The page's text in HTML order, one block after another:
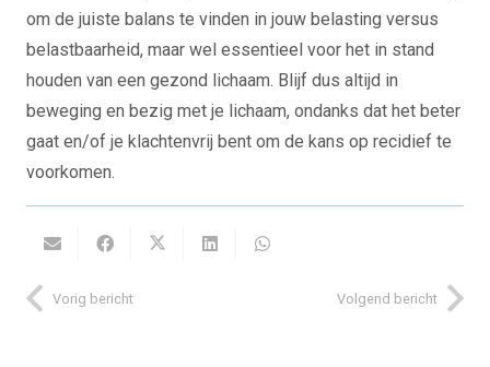
om de juiste balans te vinden in jouw belasting versus
belastbaarheid, maar wel essentieel voor het in stand
houden van een gezond lichaam. Blijf dus altijd in
beweging en bezig met je lichaam, ondanks dat het beter
gaat en/of je klachtenvrij bent om de kans op recidief te
voorkomen.
Vorig bericht Volgend bericht